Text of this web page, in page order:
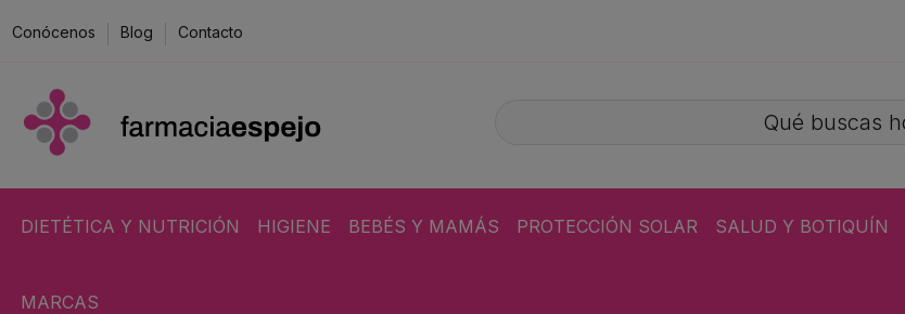
Conócenos Blog Contacto
DIETÉTICA Y NUTRICIÓN HIGIENE BEBÉS Y MAMÁS PROTECCIÓN SOLAR SALUD Y BOTIQUÍN
MARCAS